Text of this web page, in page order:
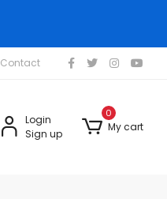
Contact
Login
Sign up
0
My cart